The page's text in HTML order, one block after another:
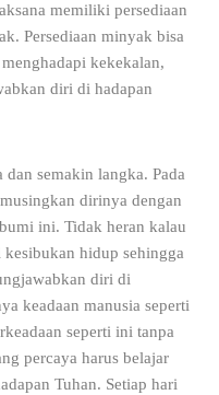
memiliki persediaan
Persediaan minyak bisa
kekekalan,
diri di hadapan
semakin langka. Pada
dirinya dengan
ini. Tidak heran kalau
kesibukan hidup sehingga
diri di
keadaan manusia seperti
seperti ini tanpa
percaya harus belajar
Tuhan. Setiap hari